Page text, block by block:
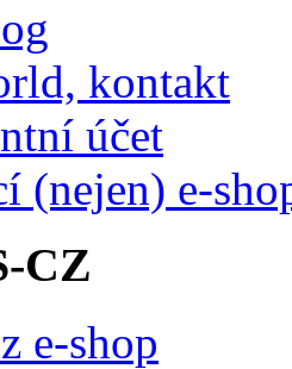
kontakt
účet
(nejen) e-
CZ
e-shop